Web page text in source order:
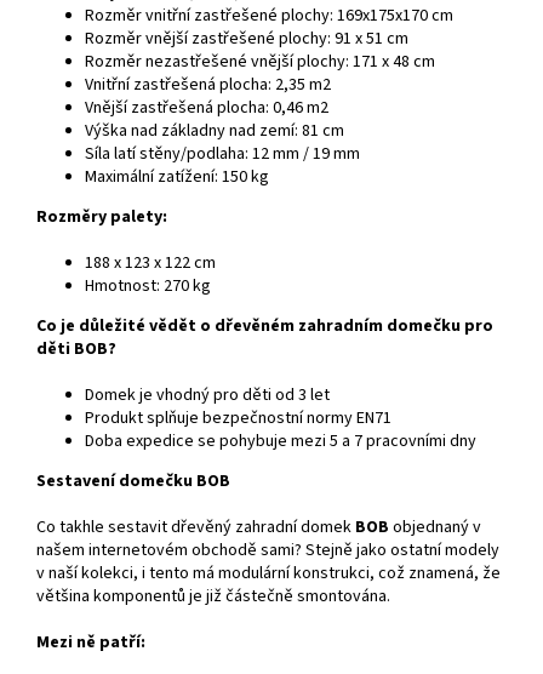
Rozměr vnitřní zastřešené plochy: 169x175x170 cm
Rozměr vnější zastřešené plochy: 91 x 51 cm
Rozměr nezastřešené vnější plochy: 171 x 48 cm
Vnitřní zastřešená plocha: 2,35 m2
Vnější zastřešená plocha: 0,46 m2
Výška nad základny nad zemí: 81 cm
Síla latí stěny/podlaha: 12 mm / 19 mm
Maximální zatížení: 150 kg
Rozměry palety:
188 x 123 x 122 cm
Hmotnost: 270 kg
Co je důležité vědět o dřevěném zahradním domečku pro
děti BOB?
Domek je vhodný pro děti od 3 let
Produkt splňuje bezpečnostní normy EN71
Doba expedice se pohybuje mezi 5 a 7 pracovními dny
Sestavení domečku BOB
Co takhle sestavit dřevěný zahradní domek BOB objednaný v
našem internetovém obchodě sami? Stejně jako ostatní modely
v naší kolekci, i tento má modulární konstrukci, což znamená, že
většina komponentů je již částečně smontována.
Mezi ně patří: